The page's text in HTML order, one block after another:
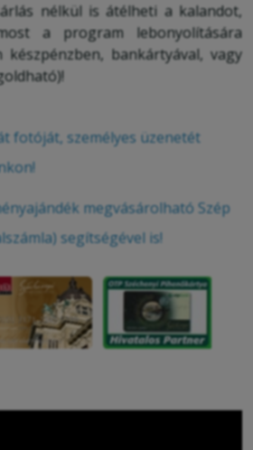
nélkül is átélheti a kalandot,
a program lebonyolítására
készpénzben, bankártyával, vagy
fotóját, személyes üzenetét
megvásárolható Szép
segítségével is!